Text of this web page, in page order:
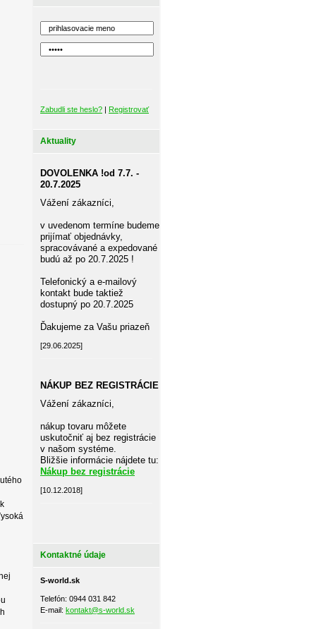
Zabudli ste heslo? | Registrovať
Aktuality
DOVOLENKA !od 7.7. -
20.7.2025
Vážení zákazníci,
v uvedenom termíne budeme
prijímať objednávky,
spracovávané a expedované
budú až po 20.7.2025 !
Telefonický a e-mailový
kontakt bude taktiež
dostupný po 20.7.2025
Ďakujeme za Vašu priazeň
[29.06.2025]
NÁKUP BEZ REGISTRÁCIE
Vážení zákazníci,
nákup tovaru môžete
uskutočniť aj bez registrácie
v našom systéme.
Bližšie informácie nájdete tu:
Nákup bez registrácie
[10.12.2018]
Kontaktné údaje
S-world.sk
Telefón: 0944 031 842
E-mail: kontakt@s-world.sk